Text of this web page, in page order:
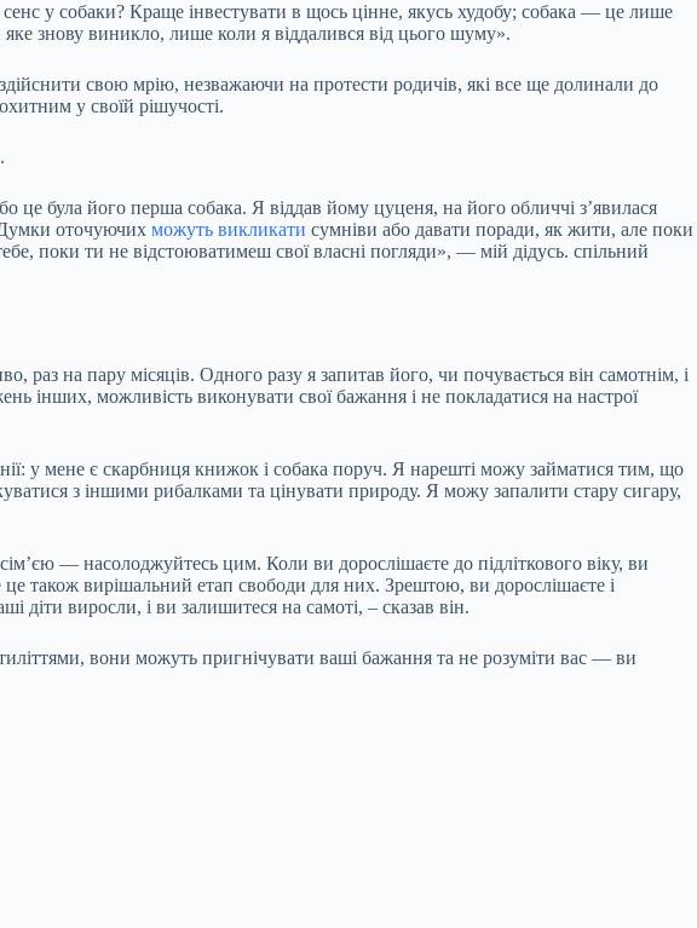
у собаки? Краще інвестувати в щось цінне, якусь худобу; собака — це лише
знову виникло, лише коли я віддалився від цього шуму».
свою мрію, незважаючи на протести родичів, які все ще долинали до
у своїй рішучості.
це була його перша собака. Я віддав йому цуценя, на його обличчі з’явилася
Думки оточуючих можуть викликати сумніви або давати поради, як жити, але поки
поки ти не відстоюватимеш свої власні погляди», — мій дідусь. спільний
раз на пару місяців. Одного разу я запитав його, чи почувається він самотнім, і
інших, можливість виконувати свої бажання і не покладатися на настрої
у мене є скарбниця книжок і собака поруч. Я нарешті можу займатися тим, що
з іншими рибалками та цінувати природу. Я можу запалити стару сигару,
— насолоджуйтесь цим. Коли ви дорослішаєте до підліткового віку, ви
також вирішальний етап свободи для них. Зрештою, ви дорослішаєте і
діти виросли, і ви залишитеся на самоті, – сказав він.
вони можуть пригнічувати ваші бажання та не розуміти вас — ви